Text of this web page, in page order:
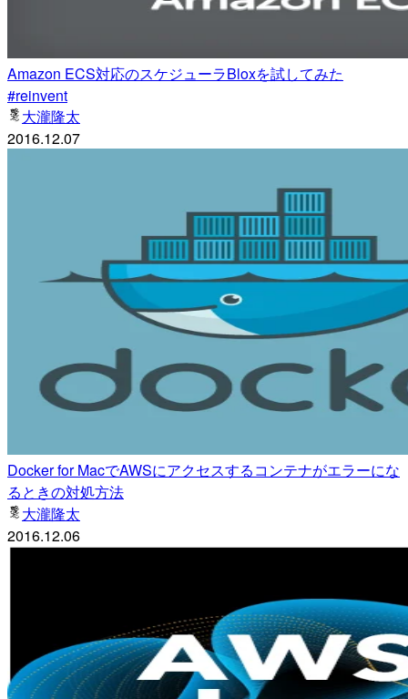
Amazon ECS対応のスケジューラBloxを試してみた
#reinvent
大瀧隆太
2016.12.07
Docker for MacでAWSにアクセスするコンテナがエラーにな
るときの対処方法
大瀧隆太
2016.12.06